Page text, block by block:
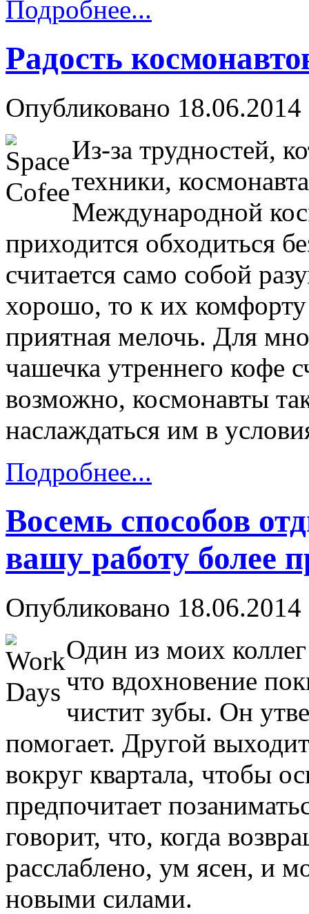
Подробнее...
Радость
Опубликовано
Из-за трудностей,
техники,
Международной
приходится обходиться
считается само собой
хорошо, то к их комфорту
приятная мелочь. Для
чашечка утреннего кофе
возможно, космонавты
наслаждаться им в
Подробнее...
Восемь способов
вашу работу более
Опубликовано
Один из моих
что вдохновение
чистит зубы. Он
помогает. Другой
вокруг квартала, чтобы
предпочитает
говорит, что, когда
расслаблено, ум ясен, и
новыми силами.